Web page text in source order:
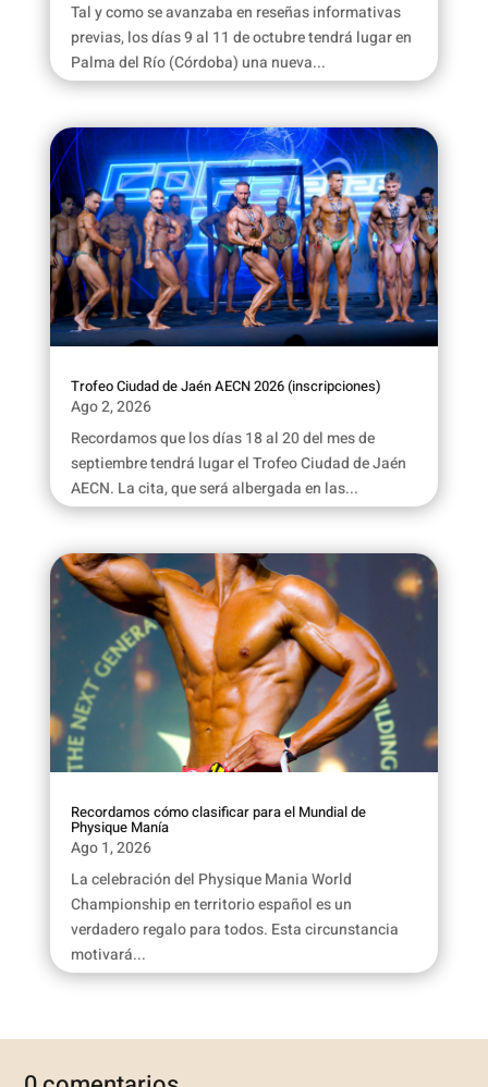
Tal y como se avanzaba en reseñas informativas
previas, los días 9 al 11 de octubre tendrá lugar en
Palma del Río (Córdoba) una nueva...
Trofeo Ciudad de Jaén AECN 2026 (inscripciones)
Ago 2, 2026
Recordamos que los días 18 al 20 del mes de
septiembre tendrá lugar el Trofeo Ciudad de Jaén
AECN. La cita, que será albergada en las...
Recordamos cómo clasificar para el Mundial de
Physique Manía
Ago 1, 2026
La celebración del Physique Mania World
Championship en territorio español es un
verdadero regalo para todos. Esta circunstancia
motivará...